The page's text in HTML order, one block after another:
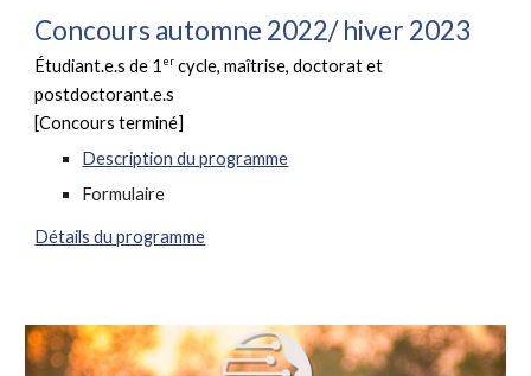
Concours automne 2022/ hiver 2023
Étudiant.e.s de 1 er cycle, maîtrise, doctorat et
postdoctorant.e.s
[Concours terminé]
Description du programme
Formulaire
Détails du programme